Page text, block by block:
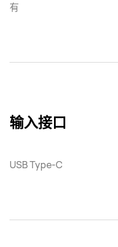
有
输入接口
USB Type-C